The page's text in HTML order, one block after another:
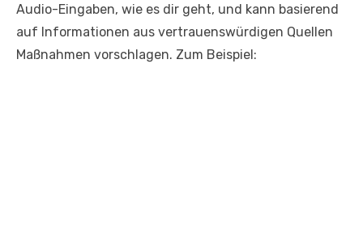
Audio-Eingaben, wie es dir geht, und kann basierend
auf Informationen aus vertrauenswürdigen Quellen
Maßnahmen vorschlagen. Zum Beispiel: